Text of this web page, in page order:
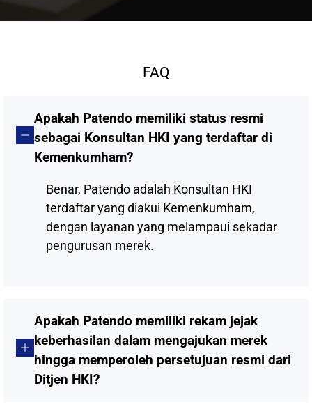
FAQ
Apakah Patendo memiliki status resmi
sebagai Konsultan HKI yang terdaftar di
Kemenkumham?
Benar, Patendo adalah Konsultan HKI
terdaftar yang diakui Kemenkumham,
dengan layanan yang melampaui sekadar
pengurusan merek.
Apakah Patendo memiliki rekam jejak
keberhasilan dalam mengajukan merek
hingga memperoleh persetujuan resmi dari
Ditjen HKI?